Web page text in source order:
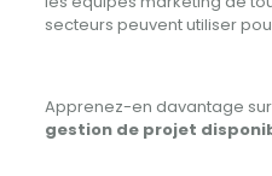
secteurs peuvent utiliser
Apprenez-en davantage sur
gestion de projet